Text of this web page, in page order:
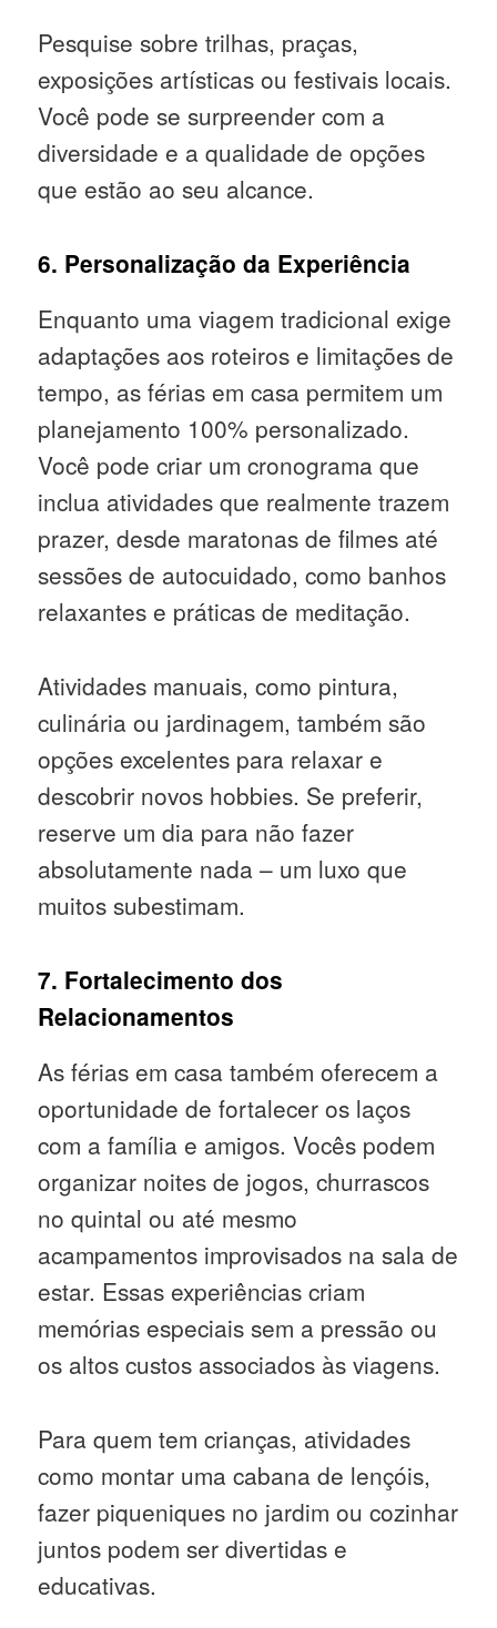
Pesquise sobre trilhas, praças,
exposições artísticas ou festivais locais.
Você pode se surpreender com a
diversidade e a qualidade de opções
que estão ao seu alcance.
6. Personalização da Experiência
Enquanto uma viagem tradicional exige
adaptações aos roteiros e limitações de
tempo, as férias em casa permitem um
planejamento 100% personalizado.
Você pode criar um cronograma que
inclua atividades que realmente trazem
prazer, desde maratonas de filmes até
sessões de autocuidado, como banhos
relaxantes e práticas de meditação.
Atividades manuais, como pintura,
culinária ou jardinagem, também são
opções excelentes para relaxar e
descobrir novos hobbies. Se preferir,
reserve um dia para não fazer
absolutamente nada – um luxo que
muitos subestimam.
7. Fortalecimento dos
Relacionamentos
As férias em casa também oferecem a
oportunidade de fortalecer os laços
com a família e amigos. Vocês podem
organizar noites de jogos, churrascos
no quintal ou até mesmo
acampamentos improvisados na sala de
estar. Essas experiências criam
memórias especiais sem a pressão ou
os altos custos associados às viagens.
Para quem tem crianças, atividades
como montar uma cabana de lençóis,
fazer piqueniques no jardim ou cozinhar
juntos podem ser divertidas e
educativas.